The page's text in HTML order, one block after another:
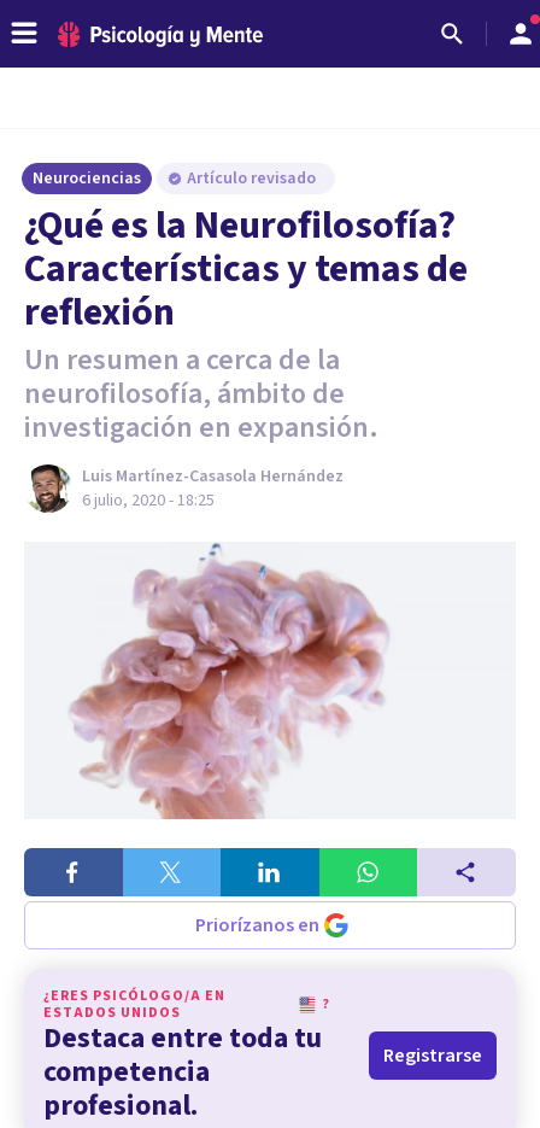
Neurociencias Artículo revisado
¿Qué es la Neurofilosofía?
Características y temas de
reflexión
Un resumen a cerca de la
neurofilosofía, ámbito de
investigación en expansión.
Luis Martínez-Casasola Hernández
6 julio, 2020 - 18:25
Priorízanos en
¿ERES PSICÓLOGO/A EN
ESTADOS UNIDOS
?
Destaca entre toda tu
competencia
profesional.
Registrarse